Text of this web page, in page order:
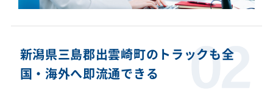
新潟県三島郡出雲崎町のトラックも全
国・海外へ即流通できる